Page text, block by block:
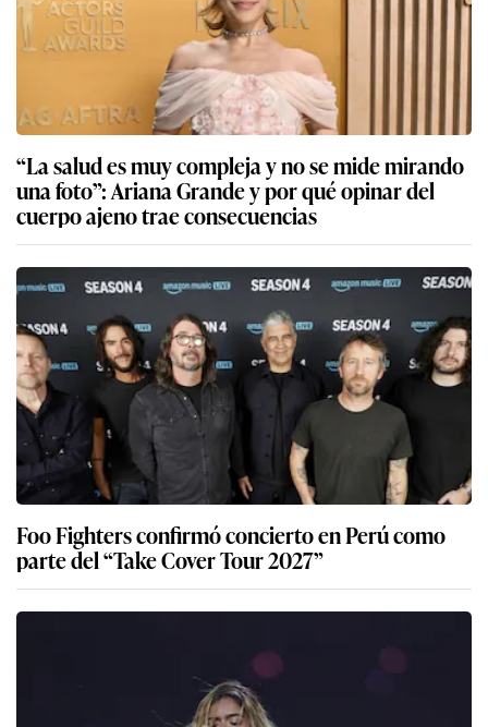
“La salud es muy compleja y no se mide mirando
una foto”: Ariana Grande y por qué opinar del
cuerpo ajeno trae consecuencias
Foo Fighters confirmó concierto en Perú como
parte del “Take Cover Tour 2027”